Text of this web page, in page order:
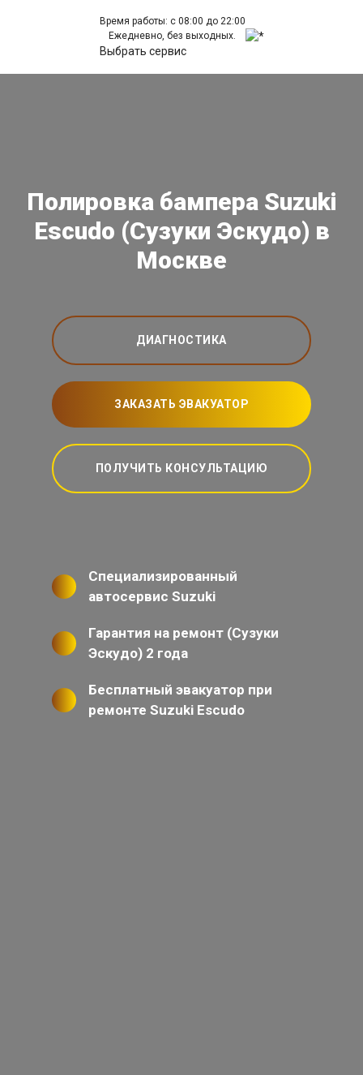
Время работы: с 08:00 до 22:00
Ежедневно, без выходных.
Выбрать сервис
Полировка бампера Suzuki
Escudo (Сузуки Эскудо) в
Москве
ДИАГНОСТИКА
ЗАКАЗАТЬ ЭВАКУАТОР
ПОЛУЧИТЬ КОНСУЛЬТАЦИЮ
Специализированный
автосервис Suzuki
Гарантия на ремонт (Сузуки
Эскудо) 2 года
Бесплатный эвакуатор при
ремонте Suzuki Escudo